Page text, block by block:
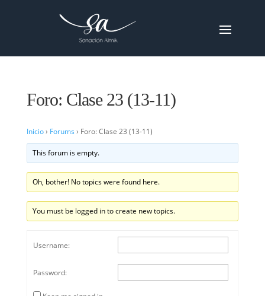
Foro: Clase 23 (13-11)
Inicio› Forums › Foro: Clase 23 (13-11)
This forum is empty.
Oh, bother! No topics were found here.
You must be logged in to create new topics.
Username:
Password: